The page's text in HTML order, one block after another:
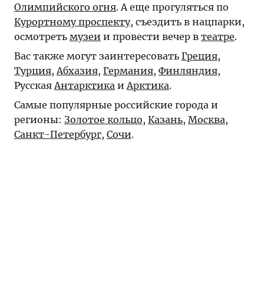
Олимпийского огня. А еще прогуляться по
Курортному проспекту, съездить в нацпарки,
осмотреть музеи и провести вечер в театре.
Вас также могут заинтересовать Греция,
Турция,Абхазия, Германия, Финляндия,
РусскаяАнтарктика иАрктика.
Самые популярные российские города и
регионы: Золотое кольцо, Казань, Москва,
Санкт-Петербург, Сочи.